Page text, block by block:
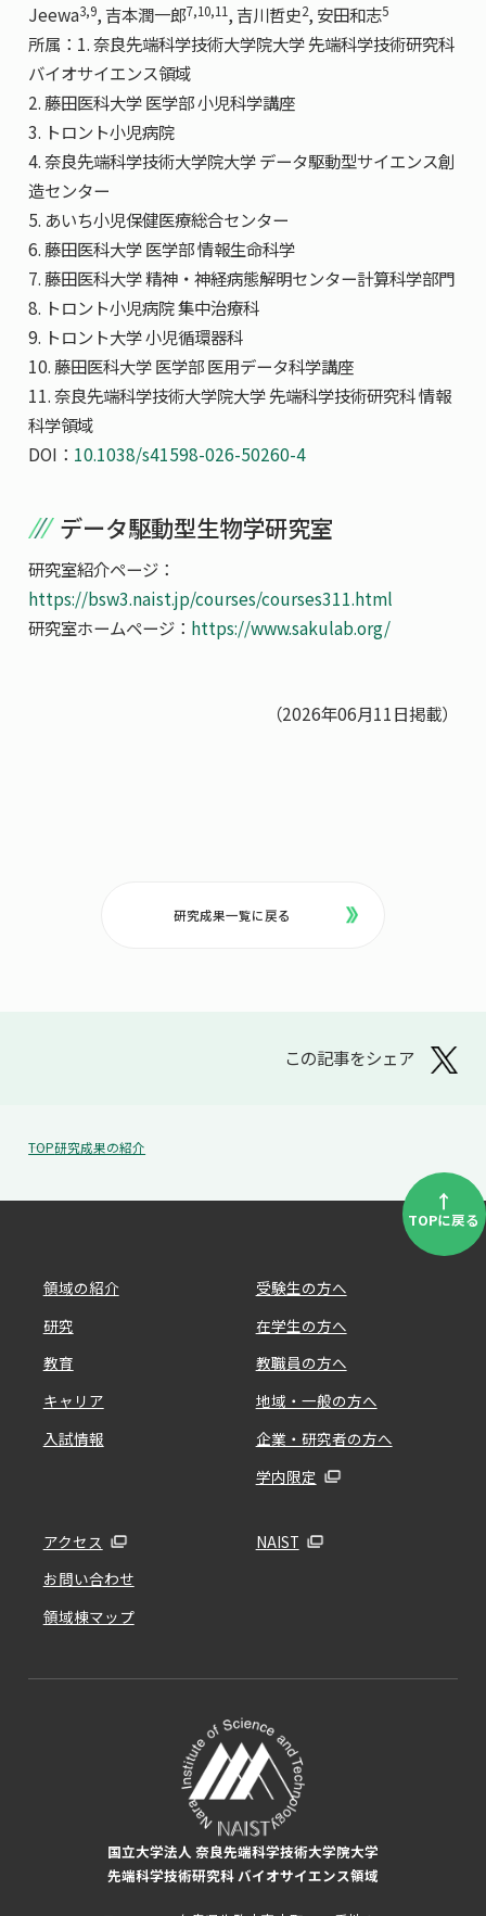
Jeewa3,9, 吉本潤一郎7,10,11, 吉川哲史2, 安田和志5
所属：1. 奈良先端科学技術大学院大学 先端科学技術研究科
バイオサイエンス領域
2. 藤田医科大学 医学部 小児科学講座
3. トロント小児病院
4. 奈良先端科学技術大学院大学 データ駆動型サイエンス創
造センター
5. あいち小児保健医療総合センター
6. 藤田医科大学 医学部 情報生命科学
7. 藤田医科大学 精神・神経病態解明センター計算科学部門
8. トロント小児病院 集中治療科
9. トロント大学 小児循環器科
10. 藤田医科大学 医学部 医用データ科学講座
11. 奈良先端科学技術大学院大学 先端科学技術研究科 情報
科学領域
DOI： 10.1038/s41598-026-50260-4
データ駆動型生物学研究室
研究室紹介ページ：
https://bsw3.naist.jp/courses/courses311.html
研究室ホームページ： https://www.sakulab.org/
（2026年06月11日掲載）
研究成果一覧に戻る
この記事をシェア
TOP研究成果の紹介
↑
TOPに戻る
領域の紹介
研究
教育
キャリア
入試情報
受験生の方へ
在学生の方へ
教職員の方へ
地域・一般の方へ
企業・研究者の方へ
学内限定
アクセス
お問い合わせ
領域棟マップ
NAIST
国立大学法人 奈良先端科学技術大学院大学
先端科学技術研究科 バイオサイエンス領域